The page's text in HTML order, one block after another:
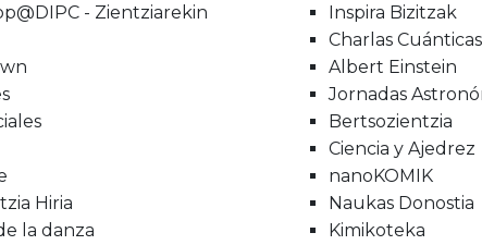
- Zientziarekin
Hiria
la danza
Inspira Bizitzak
Charlas
Albert Einstein
Jornadas
Bertsozientzia
Ciencia y Ajedrez
nanoKOMIK
Naukas Donostia
Kimikoteka